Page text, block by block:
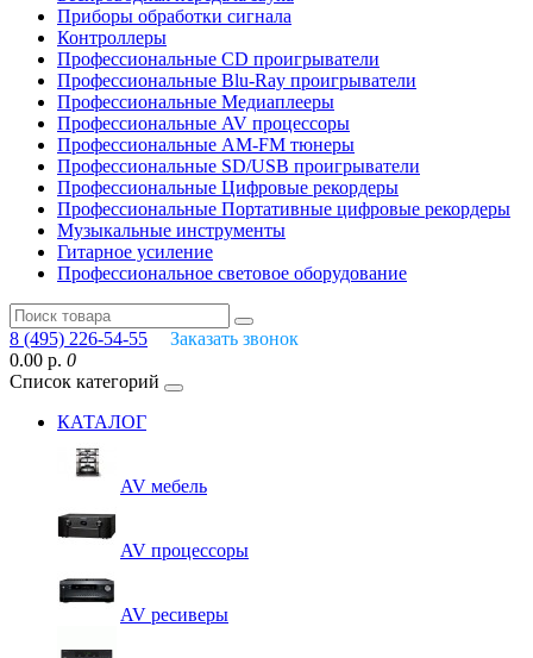
Приборы обработки сигнала
Контроллеры
Профессиональные СD проигрыватели
Профессиональные Blu-Ray проигрыватели
Профессиональные Медиаплееры
Профессиональные AV процессоры
Профессиональные AM-FM тюнеры
Профессиональные SD/USB проигрыватели
Профессиональные Цифровые рекордеры
Профессиональные Портативные цифровые рекордеры
Музыкальные инструменты
Гитарное усиление
Профессиональное световое оборудование
8 (495) 226-54-55
Заказать звонок
0.00 р. 0
Список категорий
КАТАЛОГ
AV мебель
AV процессоры
AV ресиверы